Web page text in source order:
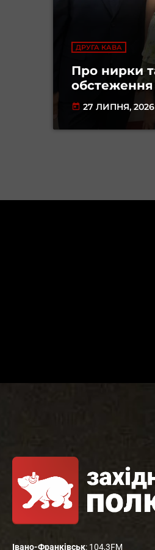
ДРУГА КАВА
Про нирки
обстеження
today 27 ЛИПНЯ, 2026
Івано-Франківськ: 104,3FM